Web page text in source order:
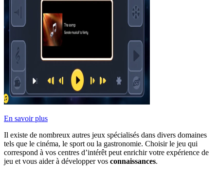
En savoir plus
Il existe de nombreux autres jeux spécialisés dans divers domaines
tels que le cinéma, le sport ou la gastronomie. Choisir le jeu qui
correspond à vos centres d’intérêt peut enrichir votre expérience de
jeu et vous aider à développer vos connaissances.